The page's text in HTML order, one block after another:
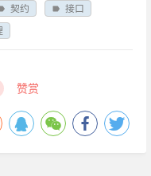
契约
接口
赞赏